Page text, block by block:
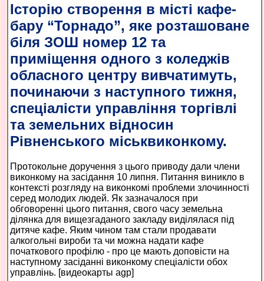
Історію створення в місті кафе-
бару “Торнадо”, яке розташоване
біля ЗОШ номер 12 та
приміщення одного з коледжів
обласного центру вивчатимуть,
починаючи з наступного тижня,
спеціалісти управління торгівлі
та земельних відносин
Рівненського міськвиконкому.
Протокольне доручення з цього приводу дали члени
виконкому на засідання 10 липня. Питання виникло в
контексті розгляду на виконкомі проблеми злочинності
серед молодих людей. Як зазначалося при
обговоренні цього питання, свого часу земельна
ділянка для вищезгаданого закладу виділялася під
дитяче кафе. Яким чином там стали продавати
алкогольні вироби та чи можна надати кафе
початкового профілю - про це мають доповісти на
наступному засіданні виконкому спеціалісти обох
управлінь. [видеокарты agp]